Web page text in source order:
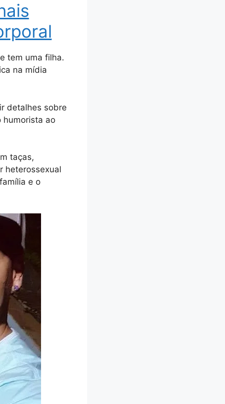
tem uma filha.
na mídia
detalhes sobre
humorista ao
taças,
heterossexual
e o